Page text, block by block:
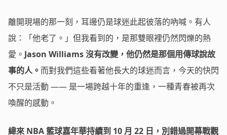
離開現場的那一刻，耳邊仍是球迷此起彼落的吶喊。有人
說：「他老了。」但我看到的，是那雙眼裡仍然閃爍的熱
愛。 Jason Williams沒有改變，他仍然是那個用傳球說故
事的人。 而對我們這些看著他長大的球迷而言，今天的快閃
不只是活動 —— 是一場跨越十年的重逢，一種青春被再次
喚醒的感動。
緯來 NBA 籃球嘉年華持續到 10 月 22 日，別錯過開幕戰觀